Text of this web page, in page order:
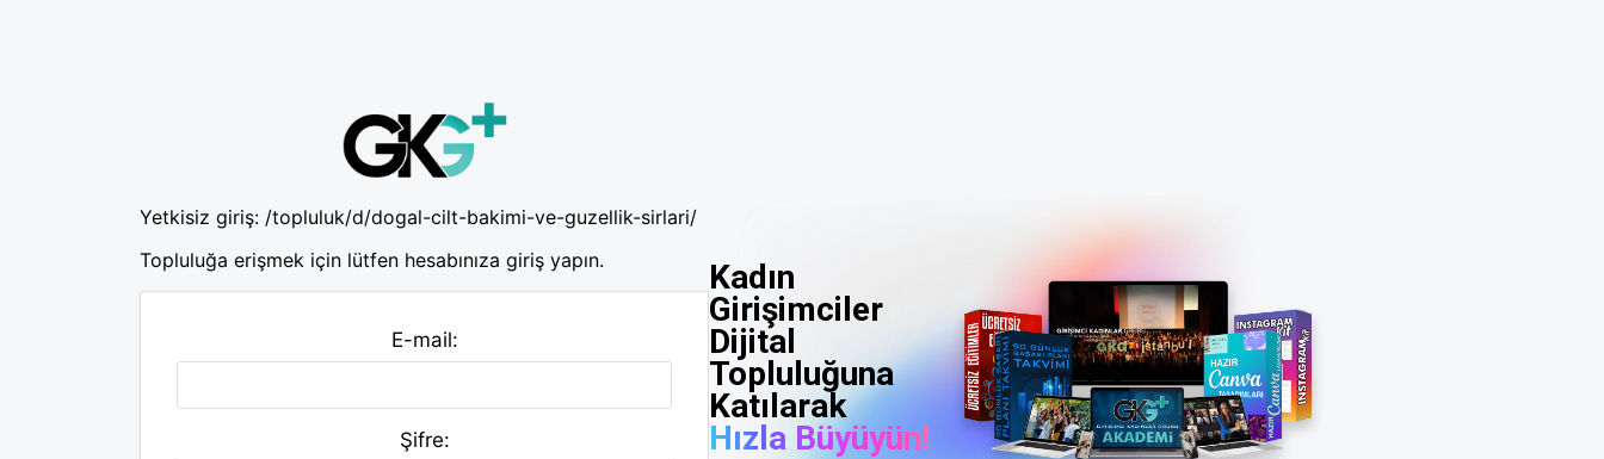
Yetkisiz giriş: /topluluk/d/dogal-cilt-bakimi-ve-guzellik-sirlari/
Topluluğa erişmek için lütfen hesabınıza giriş yapın.
E-mail:
Şifre:
Kadın
Girişimciler
Dijital
Topluluğuna
Katılarak
Hızla Büyüyün!